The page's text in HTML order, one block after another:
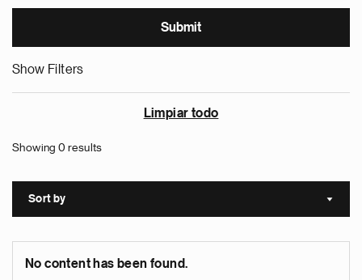
Show Filters
Limpiar todo
Showing 0 results
Sort by Sort
No content has been found.